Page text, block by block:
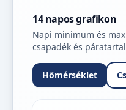
14 napos grafikon
Napi minimum és
csapadék és
Hőmérséklet